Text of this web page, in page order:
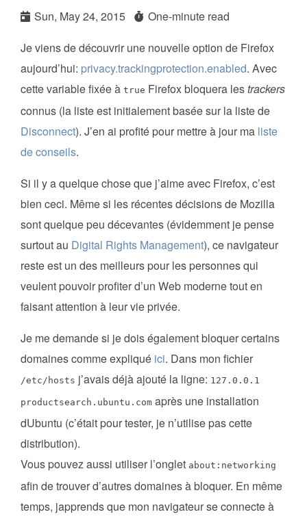
Sun, May 24, 2015
One-minute read
Je viens de découvrir une nouvelle option de Firefox
aujourd’hui: privacy.trackingprotection.enabled. Avec
cette variable fixée à true Firefox bloquera lestrackers
connus (la liste est initialement basée sur la liste de
Disconnect). J’en ai profité pour mettre à jour ma liste
de conseils.
Si il y a quelque chose que j’aime avec Firefox, c’est
bien ceci. Même si les récentes décisions de Mozilla
sont quelque peu décevantes (évidemment je pense
surtout au Digital Rights Management), ce navigateur
reste est un des meilleurs pour les personnes qui
veulent pouvoir profiter d’un Web moderne tout en
faisant attention à leur vie privée.
Je me demande si je dois également bloquer certains
domaines comme expliqué ici. Dans mon fichier
/etc/hosts j’avais déjà ajouté la ligne: 127.0.0.1
productsearch.ubuntu.com après une installation
dUbuntu (c’était pour tester, je n’utilise pas cette
distribution).
Vous pouvez aussi utiliser l’onglet about:networking
afin de trouver d’autres domaines à bloquer. En même
temps, japprends que mon navigateur se connecte à